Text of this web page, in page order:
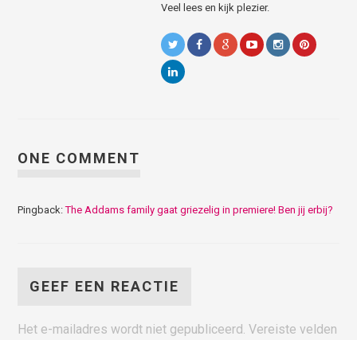
Veel lees en kijk plezier.
ONE COMMENT
Pingback:The Addams family gaat griezelig in premiere! Ben jij erbij?
GEEF EEN REACTIE
Het e-mailadres wordt niet gepubliceerd. Vereiste velden